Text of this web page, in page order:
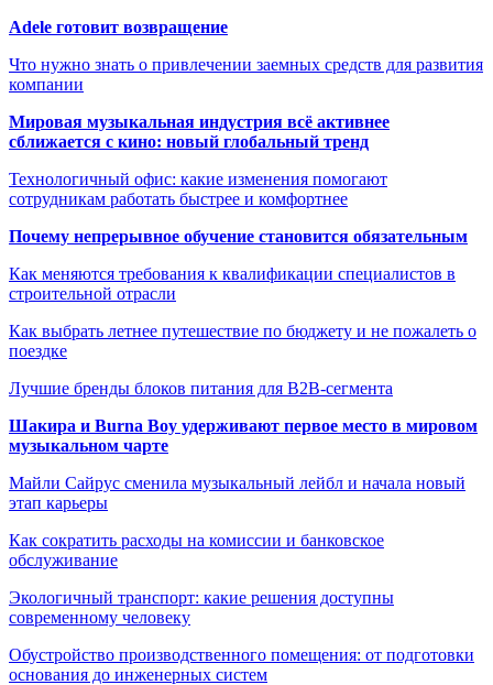
Adele готовит возвращение
Что нужно знать о привлечении заемных средств для развития
компании
Мировая музыкальная индустрия всё активнее
сближается с кино: новый глобальный тренд
Технологичный офис: какие изменения помогают
сотрудникам работать быстрее и комфортнее
Почему непрерывное обучение становится обязательным
Как меняются требования к квалификации специалистов в
строительной отрасли
Как выбрать летнее путешествие по бюджету и не пожалеть о
поездке
Лучшие бренды блоков питания для B2B-сегмента
Шакира и Burna Boy удерживают первое место в мировом
музыкальном чарте
Майли Сайрус сменила музыкальный лейбл и начала новый
этап карьеры
Как сократить расходы на комиссии и банковское
обслуживание
Экологичный транспорт: какие решения доступны
современному человеку
Обустройство производственного помещения: от подготовки
основания до инженерных систем